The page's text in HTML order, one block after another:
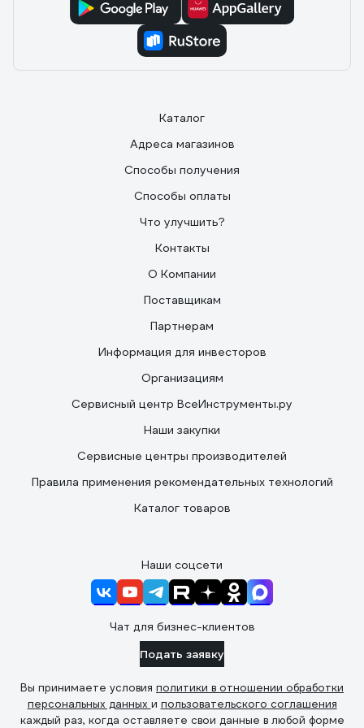
Каталог
Адреса магазинов
Способы получения
Способы оплаты
Что улучшить?
Контакты
О Компании
Поставщикам
Партнерам
Информация для инвесторов
Организациям
Сервисный центр ВсеИнструменты.ру
Наши закупки
Сервисные центры производителей
Правила применения рекомендательных технологий
Каталог товаров
Наши соцсети
Чат для бизнес-клиентов
Подать заявку
Вы принимаете условия политики в отношении обработки
персональных данных и пользовательского соглашения
каждый раз, когда оставляете свои данные в любой форме